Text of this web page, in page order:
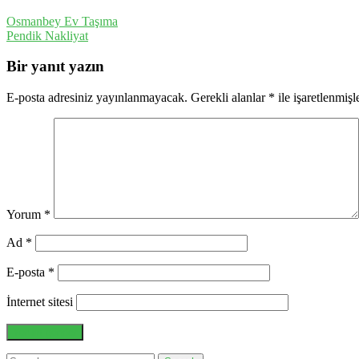
Osmanbey Ev Taşıma
Pendik Nakliyat
Bir yanıt yazın
E-posta adresiniz yayınlanmayacak. Gerekli alanlar * ile
Yorum *
Ad *
E-posta *
İnternet sitesi